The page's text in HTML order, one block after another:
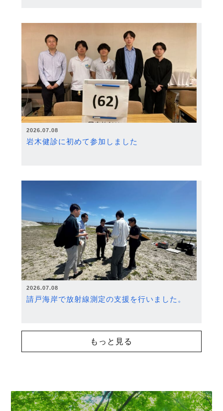
2026.07.08
岩木健診に初めて参加しました
2026.07.08
請戸海岸で放射線測定の支援を行いました。
もっと見る